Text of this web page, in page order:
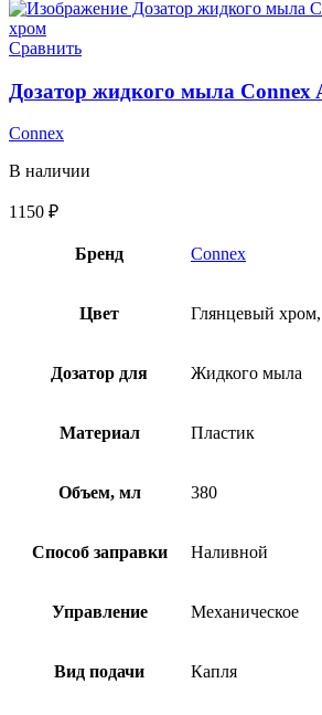
Сравнить
Дозатор жидкого мыла Connex
Connex
В наличии
1150 ₽
Бренд Connex
Цвет Глянцевый
Дозатор для Жидкого мыла
Материал Пластик
Объем, мл 380
Способ заправки Наливной
Управление Механическое
Вид подачи Капля